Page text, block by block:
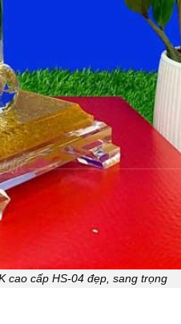
cao cấp HS-04 đẹp, sang trọng